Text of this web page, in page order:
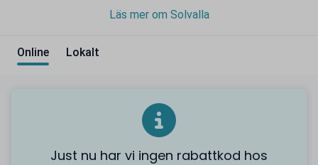
Läs mer om Solvalla
Online Lokalt
Just nu har vi ingen rabattkod hos